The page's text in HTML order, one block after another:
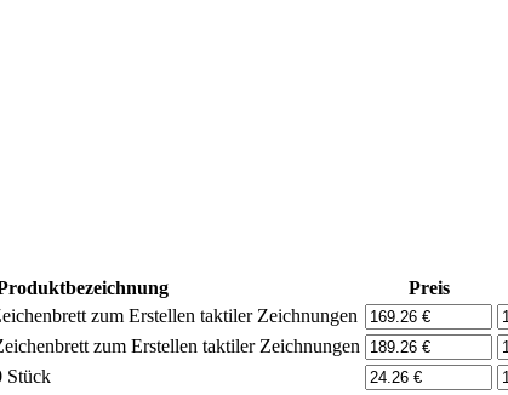
Preis
zum Erstellen taktiler Zeichnungen
zum Erstellen taktiler Zeichnungen
Stück